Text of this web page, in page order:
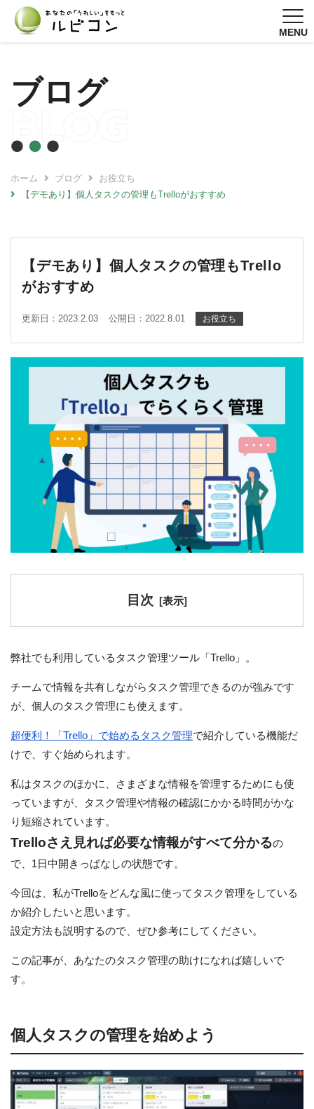
MENU
ブログ
BLOG
ホーム ブログ
お役立ち
【デモあり】個人タスクの管理もTrelloがおすすめ
【デモあり】個人タスクの管理もTrello
がおすすめ
更新日：2023.2.03 公開日：2022.8.01 お役立ち
目次 [表示]
弊社でも利用しているタスク管理ツール「Trello」。
チームで情報を共有しながらタスク管理できるのが強みです
が、個人のタスク管理にも使えます。
超便利！「Trello」で始めるタスク管理で紹介している機能だ
けで、すぐ始められます。
私はタスクのほかに、さまざまな情報を管理するためにも使
っていますが、タスク管理や情報の確認にかかる時間がかな
り短縮されています。
Trelloさえ見れば必要な情報がすべて分かるの
で、1日中開きっぱなしの状態です。
今回は、私がTrelloをどんな風に使ってタスク管理をしている
か紹介したいと思います。
設定方法も説明するので、ぜひ参考にしてください。
この記事が、あなたのタスク管理の助けになれば嬉しいで
す。
個人タスクの管理を始めよう